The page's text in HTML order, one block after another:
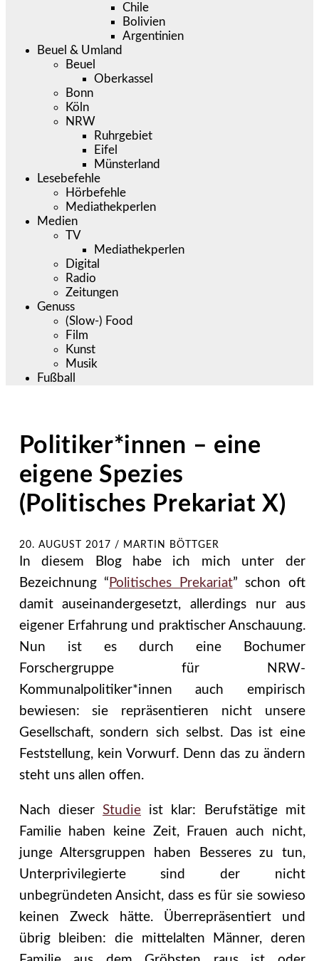
Chile
Bolivien
Argentinien
Beuel & Umland
Beuel
Oberkassel
Bonn
Köln
NRW
Ruhrgebiet
Eifel
Münsterland
Lesebefehle
Hörbefehle
Mediathekperlen
Medien
TV
Mediathekperlen
Digital
Radio
Zeitungen
Genuss
(Slow-) Food
Film
Kunst
Musik
Fußball
Politiker*innen – eine
eigene Spezies
(Politisches Prekariat X)
20. AUGUST 2017 / MARTIN BÖTTGER
In diesem Blog habe ich mich unter der
Bezeichnung “ Politisches Prekariat” schon oft
damit auseinandergesetzt, allerdings nur aus
eigener Erfahrung und praktischer Anschauung.
Nun ist es durch eine Bochumer
Forschergruppe für NRW-
Kommunalpolitiker*innen auch empirisch
bewiesen: sie repräsentieren nicht unsere
Gesellschaft, sondern sich selbst. Das ist eine
Feststellung, kein Vorwurf. Denn das zu ändern
steht uns allen offen.
Nach dieserStudie ist klar: Berufstätige mit
Familie haben keine Zeit, Frauen auch nicht,
junge Altersgruppen haben Besseres zu tun,
Unterprivilegierte sind der nicht
unbegründeten Ansicht, dass es für sie sowieso
keinen Zweck hätte. Überrepräsentiert und
übrig bleiben: die mittelalten Männer, deren